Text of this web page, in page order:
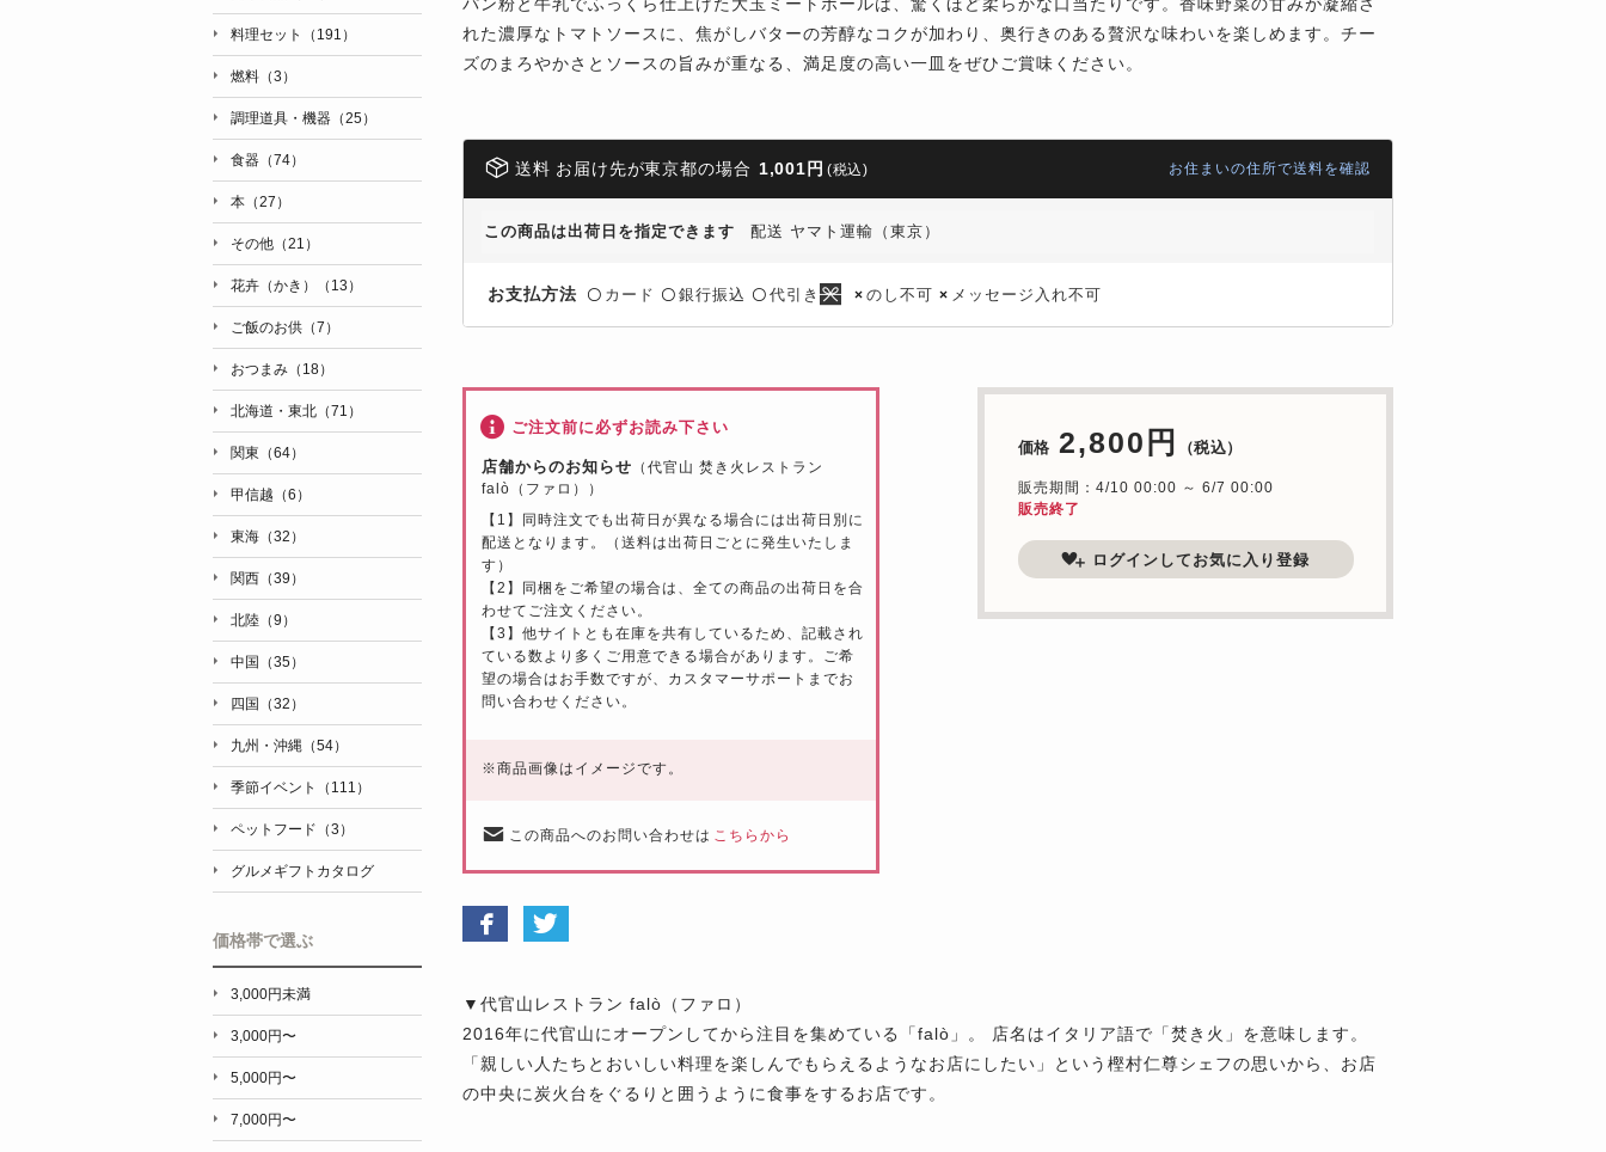
れた濃厚なトマトソースに、焦がしバターの芳醇なコクが加わり、奥行きのある贅沢な味わいを楽しめます。チー
ズのまろやかさとソースの旨みが重なる、満足度の高い一皿をぜひご賞味ください。
送料 お届け先が東京都の場合 1,001円 (税込) お住まいの住所で送料を確認
この商品は出荷日を指定できます 配送 ヤマト運輸（東京）
お支払方法 〇 カード 〇 銀行振込 〇 代引き × のし不可 × メッセージ入れ不可
価格 2,800円 （税込）
販売期間：4/10 00:00 ～ 6/7 00:00
販売終了
ログインしてお気に入り登録
ご注文前に必ずお読み下さい
店舗からのお知らせ （代官山 焚き火レストラン
falò（ファロ））
【1】同時注文でも出荷日が異なる場合には出荷日別に
配送となります。（送料は出荷日ごとに発生いたしま
す）
【2】同梱をご希望の場合は、全ての商品の出荷日を合
わせてご注文ください。
【3】他サイトとも在庫を共有しているため、記載され
ている数より多くご用意できる場合があります。ご希
望の場合はお手数ですが、カスタマーサポートまでお
問い合わせください。
※商品画像はイメージです。
この商品へのお問い合わせは こちらから
▼代官山レストラン falò（ファロ）
2016年に代官山にオープンしてから注目を集めている「falò」。 店名はイタリア語で「焚き火」を意味します。
「親しい人たちとおいしい料理を楽しんでもらえるようなお店にしたい」という樫村仁尊シェフの思いから、お店
の中央に炭火台をぐるりと囲うように食事をするお店です。
料理セット（191）
燃料（3）
調理道具・機器（25）
食器（74）
本（27）
その他（21）
花卉（かき）（13）
ご飯のお供（7）
おつまみ（18）
北海道・東北（71）
関東（64）
甲信越（6）
東海（32）
関西（39）
北陸（9）
中国（35）
四国（32）
九州・沖縄（54）
季節イベント（111）
ペットフード（3）
グルメギフトカタログ
価格帯で選ぶ
3,000円未満
3,000円〜
5,000円〜
7,000円〜